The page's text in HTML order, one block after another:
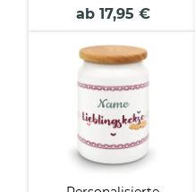
Gründe - mit Name -
ab 17,95 €